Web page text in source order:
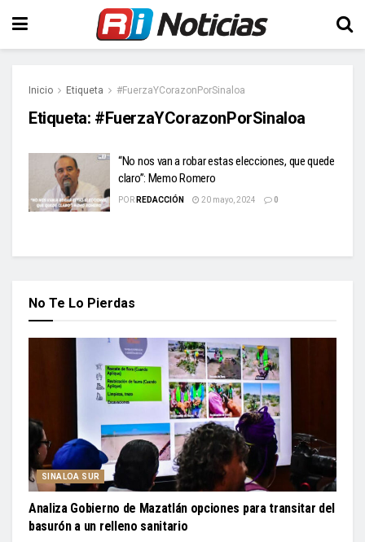
Inicio Etiqueta #FuerzaYCorazonPorSinaloa
Etiqueta: #FuerzaYCorazonPorSinaloa
“No nos van a robar estas elecciones, que quede
claro”: Memo Romero
POR REDACCIÓN 20 mayo, 2024 0
No Te Lo Pierdas
SINALOA SUR
Analiza Gobierno de Mazatlán opciones para transitar del
basurón a un relleno sanitario